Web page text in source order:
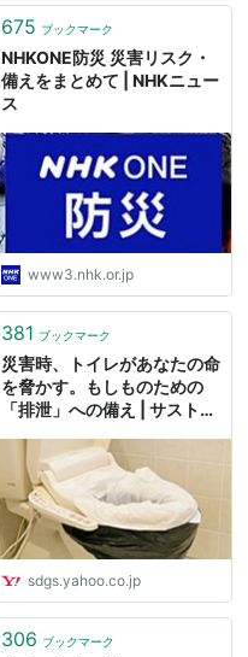
675 ブックマーク
NHKONE防災 災害リスク・
備えをまとめて | NHKニュー
ス
www3.nhk.or.jp
381 ブックマーク
災害時、トイレがあなたの命
を脅かす。もしものための
「排泄」への備え | サストモ
がる、はじまる。
sdgs.yahoo.co.jp
306 ブックマーク